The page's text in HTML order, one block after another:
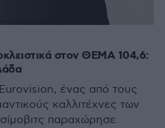
στον ΘΕΜΑ 104,6:
ένας από τους
καλλιτέχνες των
παραχώρησε